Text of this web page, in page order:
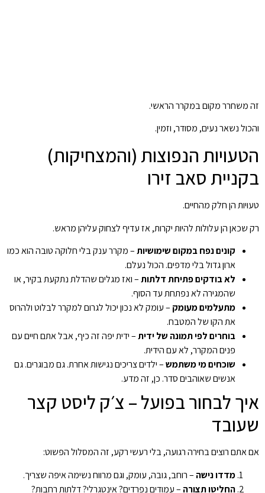
זה משחרר מקום במקרר הראשי.
והכול נשאר נעים, מסודר, וזמין.
הטעויות הנפוצות (והמצחיקות)
בקניית סאב זירו
טעויות הן חלק מהחיים.
רק שכאן הן עלולות להיות יקרות, אז עדיף לצחוק עליהן מראש.
קונים נפח במקום שימושיות– מקרר ענק בלי חלוקה טובה הוא כמו
ארון גדול בלי מדפים. הכול נעלם.
לא בודקים פתיחת דלתות– ואז מגלים שהדלת נתקעת בקיר, או
שהמגירה לא נפתחת עד הסוף.
מתעלמים מעומק – עומק לא נכון יכול לגרום למקרר לבלוט ולהרוס
את הקו של המטבח.
בוחרים לפי תמונה של ידית– ידית יפה זה כיף, אבל אתם חיים עם
פנים המקרר, לא עם הידית.
שוכחים מי משתמש– ילדים צריכים נגישות אחרת. גם מבוגרים. גם
אנשים שאוהבים סדר. כן, זה מדע.
איך לבחור בפועל – צ׳ק ליסט קצר
שעובד
אם אתם רוצים בחירה רגועה, בלי רעשי רקע, זה המסלול הפשוט:
מדדו נישה – רוחב, גובה, עומק, וגם מרווח נשימה איפה שצריך.
החליטו תצורה – עמודים נפרדים? אינטגרלי? דלתות רחבות?